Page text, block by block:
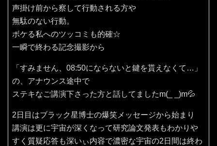
声掛け前から察して行動される方や
無駄のない行動。
ボケる私へのツッコミも的確☆
一瞬で終わる記念撮影から
「すみません、08:50にならないと鍵を貰えなくて…」
の、アナウンス途中で
ステキなご講演下さった方と話してましたm(_ _)m💦
2日目はブラック星博士の爆笑メッセージから始まり
講演は更に宇宙が深くなって研究論文発表もわかりや
すく質疑応答も深いぃ内容で濃密な宇宙の2日間は終わ